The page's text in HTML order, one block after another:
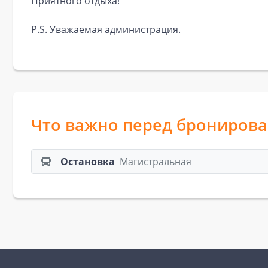
P.S. Уважаемая администрация.
Что важно перед
Остановка Магистральная